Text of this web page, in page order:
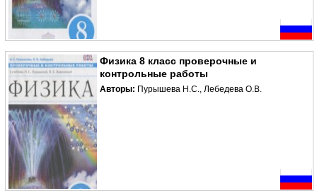
Физика 8 класс проверочные и
контрольные работы
Авторы: Пурышева Н.С., Лебедева О.В.